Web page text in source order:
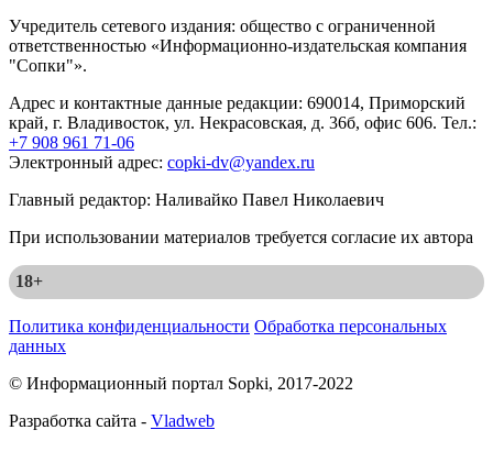
Учредитель сетевого издания: общество с ограниченной
ответственностью «Информационно-издательская компания
"Сопки"».
Адрес и контактные данные редакции: 690014, Приморский
край, г. Владивосток, ул. Некрасовская, д. 36б, офис 606. Тел.:
+7 908 961 71-06
Электронный адрес: copki-dv@yandex.ru
Главный редактор: Наливайко Павел Николаевич
При использовании материалов требуется согласие их автора
18+
Политика конфиденциальности Обработка персональных
данных
© Информационный портал Sopki, 2017-2022
Разработка сайта - Vladweb